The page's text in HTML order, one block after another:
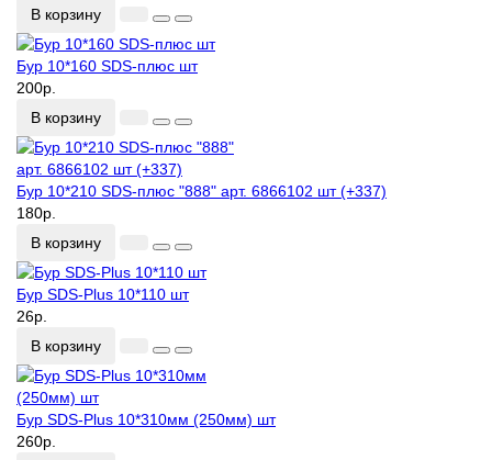
В корзину
Бур 10*160 SDS-плюс шт
200р.
В корзину
Бур 10*210 SDS-плюс "888" арт. 6866102 шт (+337)
180р.
В корзину
Бур SDS-Plus 10*110 шт
26р.
В корзину
Бур SDS-Plus 10*310мм (250мм) шт
260р.